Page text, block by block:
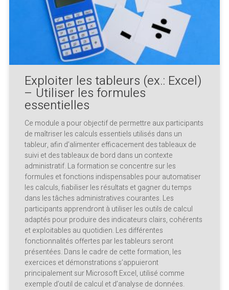
Exploiter les tableurs (ex.: Excel)
– Utiliser les formules
essentielles
Ce module a pour objectif de permettre aux participants
de maîtriser les calculs essentiels utilisés dans un
tableur, afin d’alimenter efficacement des tableaux de
suivi et des tableaux de bord dans un contexte
administratif. La formation se concentre sur les
formules et fonctions indispensables pour automatiser
les calculs, fiabiliser les résultats et gagner du temps
dans les tâches administratives courantes. Les
participants apprendront à utiliser les outils de calcul
adaptés pour produire des indicateurs clairs, cohérents
et exploitables au quotidien. Les différentes
fonctionnalités offertes par les tableurs seront
présentées. Dans le cadre de cette formation, les
exercices et démonstrations s’appuieront
principalement sur Microsoft Excel, utilisé comme
exemple d’outil de calcul et d’analyse de données.